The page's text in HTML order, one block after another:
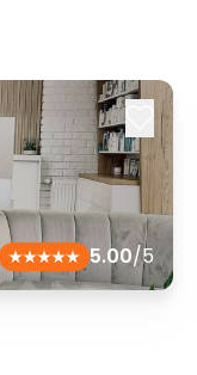
5.00/5